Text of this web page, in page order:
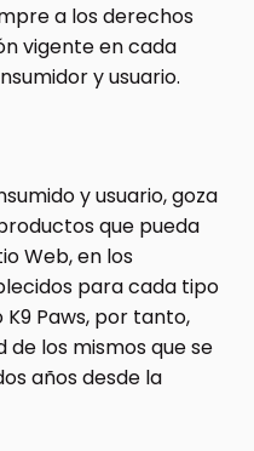
a los derechos
vigente en cada
y usuario.
y usuario, goza
que pueda
Web, en los
para cada tipo
Paws, por tanto,
los mismos que se
años desde la